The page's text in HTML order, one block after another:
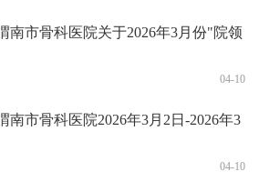
南市骨科医院关于2026年3月份"院领
04-10
南市骨科医院2026年3月2日-2026年3
04-10